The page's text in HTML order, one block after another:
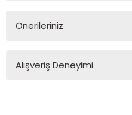
Önerileriniz
konularda yetersiz
Alışveriş Deneyimi